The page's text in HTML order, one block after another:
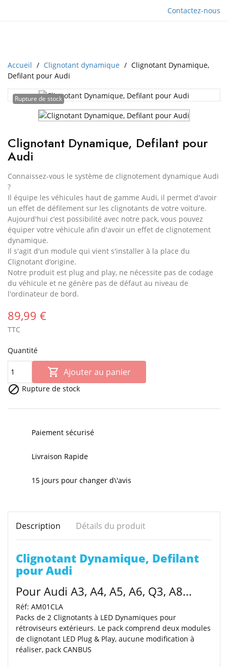
Contactez-nous
Accueil Clignotant dynamique
Clignotant Dynamique,
Defilant pour Audi
Rupture de stock
Clignotant Dynamique, Defilant pour
Audi
Connaissez-vous le système de clignotement dynamique Audi
?
Il équipe les véhicules haut de gamme Audi, il permet d'avoir
un effet de défilement sur les clignotants de votre voiture.
Aujourd'hui c’est possibilité avec notre pack, vous pouvez
équiper votre véhicule afin d'avoir un effet de clignotement
dynamique.
Il s'agit d'un module qui vient s'installer à la place du
Clignotant d’origine.
Notre produit est plug and play, ne nécessite pas de codage
du véhicule et ne génère pas de défaut au niveau de
l'ordinateur de bord.
89,99 €
TTC
Quantité
 Ajouter au panier
 Rupture de stock
Paiement sécurisé
Livraison Rapide
15 jours pour changer d\'avis
Description Détails du produit
Clignotant Dynamique, Defilant
pour Audi
Pour Audi A3, A4, A5, A6, Q3, A8...
Réf: AM01CLA
Packs de 2 Clignotants à LED Dynamiques pour
rétroviseurs extérieurs. Le pack comprend deux modules
de clignotant LED Plug & Play, aucune modification à
réaliser, pack CANBUS